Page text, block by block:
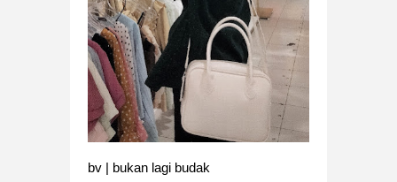
bv | bukan lagi budak